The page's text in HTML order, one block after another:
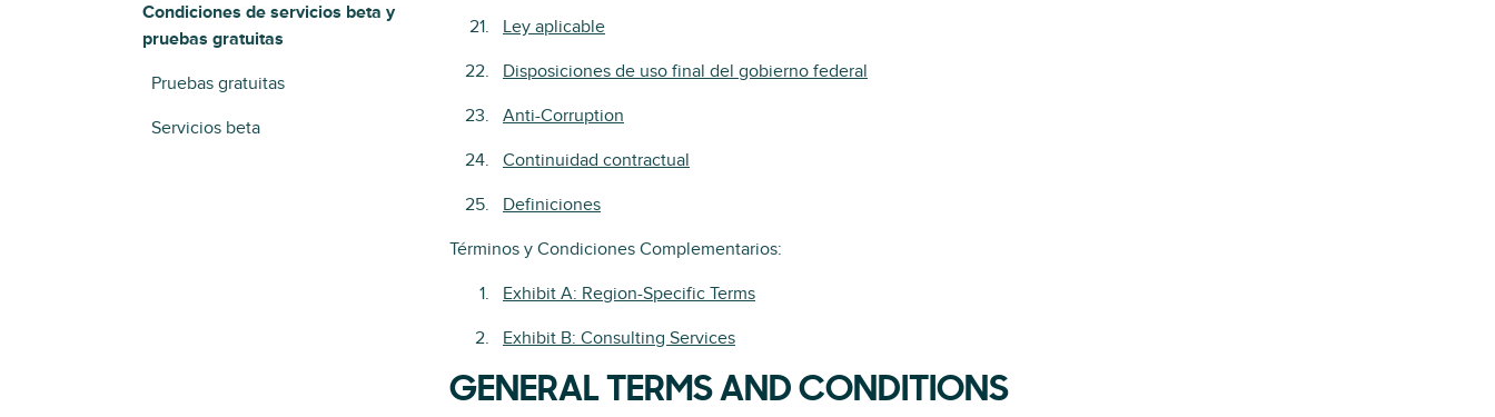
Condiciones de servicios beta y
pruebas gratuitas
Pruebas gratuitas
Servicios beta
Ley aplicable
Disposiciones de uso final del gobierno federal
Anti-Corruption
Continuidad contractual
Definiciones
Términos y Condiciones Complementarios:
Exhibit A: Region-Specific Terms
Exhibit B: Consulting Services
GENERAL TERMS AND CONDITIONS